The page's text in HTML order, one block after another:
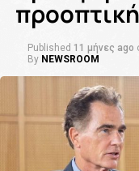
Published 11 μήνες ago
By NEWSROOM